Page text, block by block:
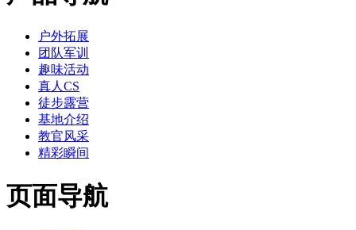
户外拓展
团队军训
趣味活动
真人CS
徒步露营
基地介绍
教官风采
精彩瞬间
页面导航